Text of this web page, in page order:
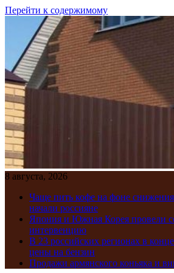
Перейти к содержимому
8 августа, 2026
Чаще пить кофе на фоне
начали россияне
Япония и Южная Корея провели
интервенцию
В 23 российских регионах в
цены на бензин
Продажи армянского коньяка и